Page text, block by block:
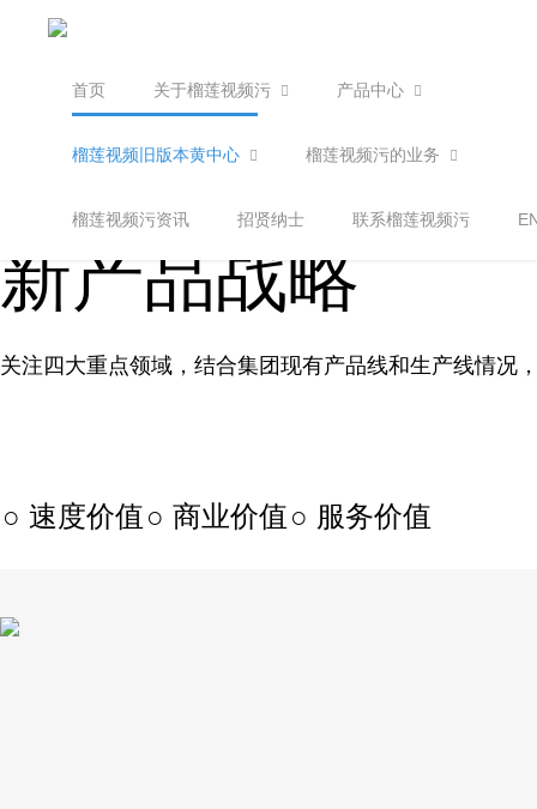
首页 关于榴莲视频污 产品中心
榴莲视频旧版本黄中心 榴莲视频污的业务
榴莲视频污资讯 招贤纳士 联系榴莲视频污
新产品战略
关注四大重点领域，结合集团现有产品线和生产线情况
​○ 速度价值​○ 商业价值​○ 服务价值